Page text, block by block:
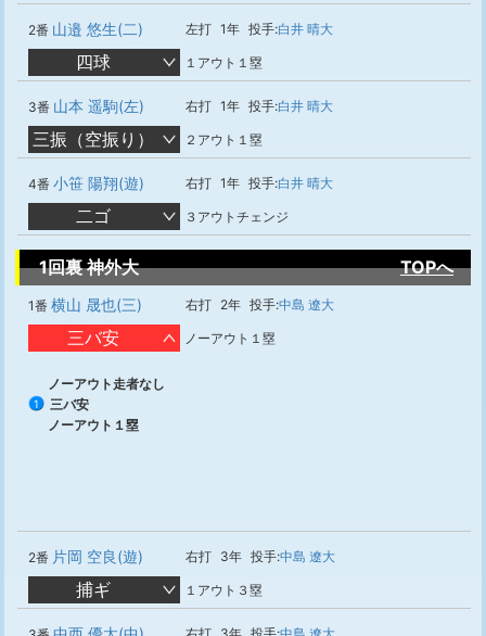
2番 山邉 悠生(二) 左打 1年 投手:白井 晴大
四球 １アウト１塁
3番 山本 遥駒(左) 右打 1年 投手:白井 晴大
三振（空振り） ２アウト１塁
4番 小笹 陽翔(遊) 右打 1年 投手:白井 晴大
二ゴ ３アウトチェンジ
1回裏 神外大 TOPへ
1番 横山 晟也(三) 右打 2年 投手:中島 遼大
三バ安 ノーアウト１塁
ノーアウト走者なし
1
三バ安
ノーアウト１塁
2番 片岡 空良(遊) 右打 3年 投手:中島 遼大
捕ギ １アウト３塁